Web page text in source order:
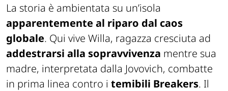
La storia è ambientata su un’isola
apparentemente al riparo dal caos
globale. Qui vive Willa, ragazza cresciuta ad
addestrarsi alla sopravvivenza mentre sua
madre, interpretata dalla Jovovich, combatte
in prima linea contro i temibili Breakers. Il